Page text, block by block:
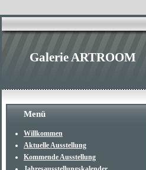
Galerie ARTROOM
Menü
Willkommen
Aktuelle Ausstellung
Kommende Ausstellung